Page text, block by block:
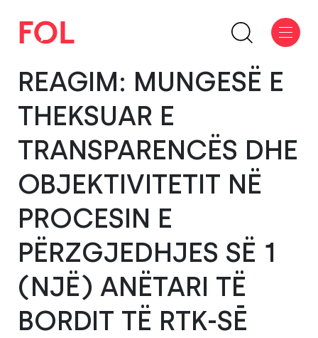
REAGIM: MUNGESË E
THEKSUAR E
TRANSPARENCËS DHE
OBJEKTIVITETIT NË
PROCESIN E
PËRZGJEDHJES SË 1
(NJË) ANËTARI TË
BORDIT TË RTK-SĒ